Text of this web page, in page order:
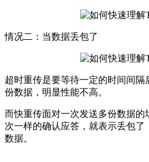
情况二：当数据丢包了
超时重传是要等待一定的时间间
份数据，明显性能不高。
而快重传面对一次发送多份数据的
次一样的确认应答，就表示丢包
数据。